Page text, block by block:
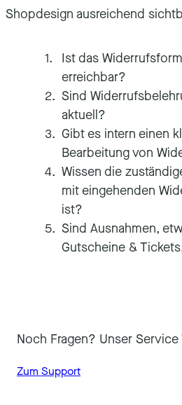
Shopdesign ausreichend
Ist das
erreichbar?
Sind
aktuell?
Gibt es intern einen
Bearbeitung von
Wissen die
mit eingehenden
ist?
Sind Ausnahmen,
Gutscheine &
Noch Fragen? Unser
Zum Support